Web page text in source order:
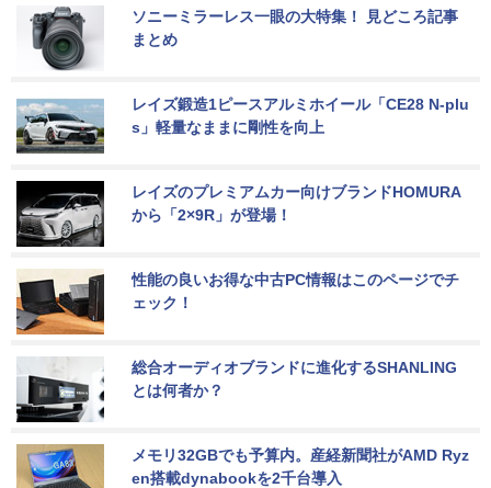
ソニーミラーレス一眼の大特集！ 見どころ記事
まとめ
レイズ鍛造1ピースアルミホイール「CE28 N-plu
s」軽量なままに剛性を向上
レイズのプレミアムカー向けブランドHOMURA
から「2×9R」が登場！
性能の良いお得な中古PC情報はこのページでチ
ェック！
総合オーディオブランドに進化するSHANLING
とは何者か？
メモリ32GBでも予算内。産経新聞社がAMD Ryz
en搭載dynabookを2千台導入